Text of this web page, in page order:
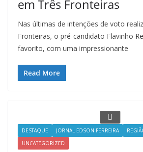
em Três Fronteiras
Nas últimas de intenções de voto
Fronteiras, o pré-candidato Flavinho
favorito, com uma impressionante
Read More
DESTAQUE JORNAL EDSON FERREIRA
UNCATEGORIZED